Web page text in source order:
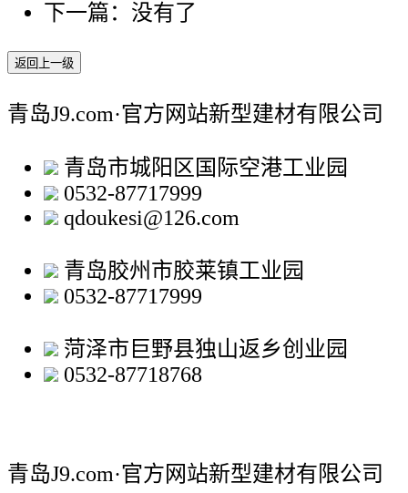
下一篇：没有了
返回上一级
青岛J9.com·官方网站新型建材有限公司
青岛市城阳区国际空港工业园
0532-87717999
qdoukesi@126.com
青岛胶州市胶莱镇工业园
0532-87717999
菏泽市巨野县独山返乡创业园
0532-87718768
青岛J9.com·官方网站新型建材有限公司